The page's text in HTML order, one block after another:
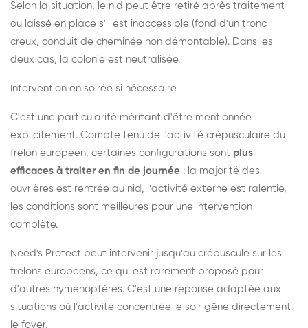
Selon la situation, le nid peut être retiré après traitement
ou laissé en place s'il est inaccessible (fond d'un tronc
creux, conduit de cheminée non démontable). Dans les
deux cas, la colonie est neutralisée.
Intervention en soirée si nécessaire
C'est une particularité méritant d'être mentionnée
explicitement. Compte tenu de l'activité crépusculaire du
frelon européen, certaines configurations sont plus
efficaces à traiter en fin de journée : la majorité des
ouvrières est rentrée au nid, l'activité externe est ralentie,
les conditions sont meilleures pour une intervention
complète.
Need's Protect peut intervenir jusqu'au crépuscule sur les
frelons européens, ce qui est rarement proposé pour
d'autres hyménoptères. C'est une réponse adaptée aux
situations où l'activité concentrée le soir gêne directement
le foyer.